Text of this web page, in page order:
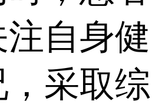
自身健
，采取综